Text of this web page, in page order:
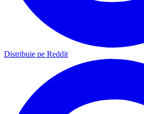
Distribuie pe Reddit